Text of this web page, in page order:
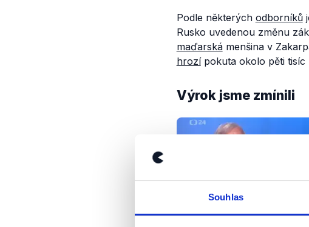
Souhlas
Podle některých odborníků
Rusko uvedenou změnu
maďarskámenšina v
hrozípokuta okolo pěti tisíc
Výrok jsme zmínili